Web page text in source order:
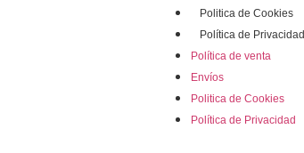
Politica de Cookies
Política de Privacidad
Política de venta
Envíos
Politica de Cookies
Política de Privacidad